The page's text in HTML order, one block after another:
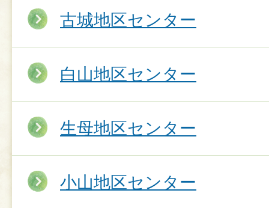
古城地区センター
白山地区センター
生母地区センター
小山地区センター